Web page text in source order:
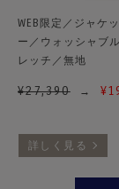
WEB限定／ジャケ
ー／ウォッシャブ
レッチ／無地
¥27,390 ¥
詳しく見る